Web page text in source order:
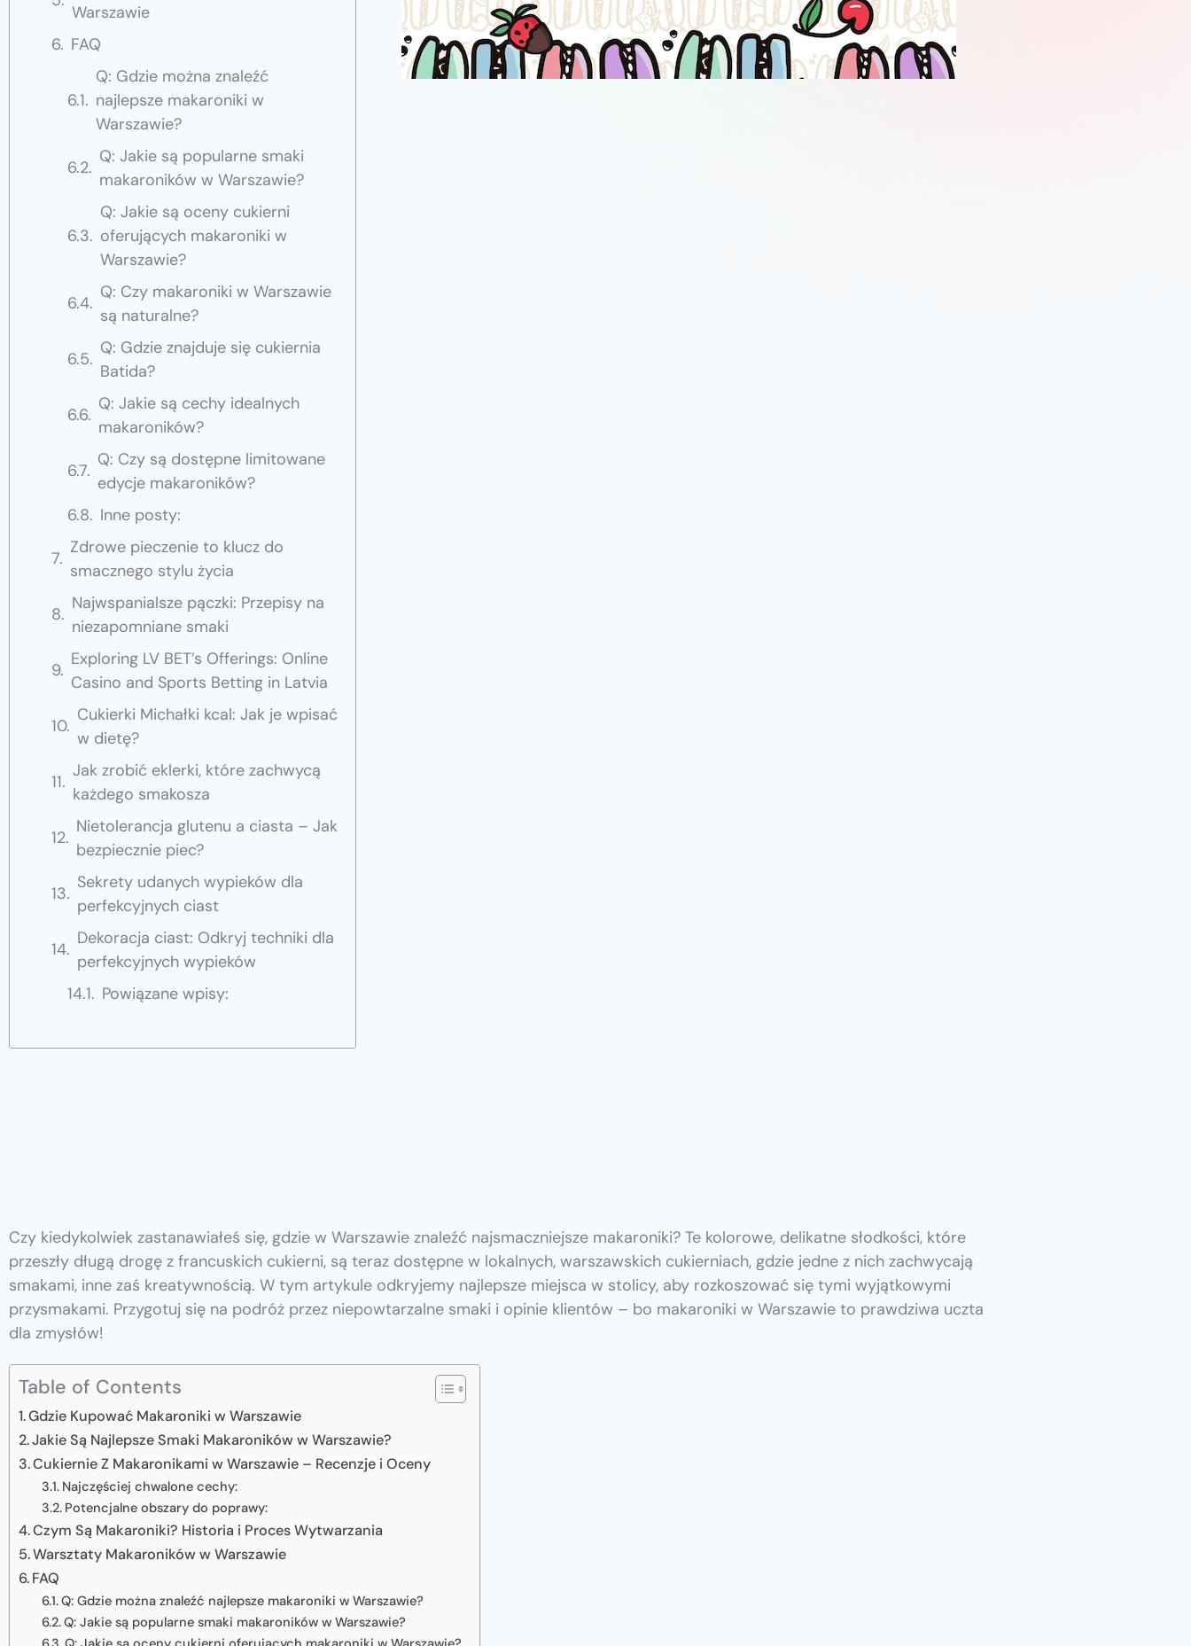
Warszawie
FAQ
Q: Gdzie można znaleźć
najlepsze makaroniki w
Warszawie?
Q: Jakie są popularne smaki
makaroników w Warszawie?
Q: Jakie są oceny cukierni
oferujących makaroniki w
Warszawie?
Q: Czy makaroniki w Warszawie
są naturalne?
Q: Gdzie znajduje się cukiernia
Batida?
Q: Jakie są cechy idealnych
makaroników?
Q: Czy są dostępne limitowane
edycje makaroników?
Inne posty:
Zdrowe pieczenie to klucz do
smacznego stylu życia
Najwspanialsze pączki: Przepisy na
niezapomniane smaki
Exploring LV BET’s Offerings: Online
Casino and Sports Betting in Latvia
Cukierki Michałki kcal: Jak je wpisać
w dietę?
Jak zrobić eklerki, które zachwycą
każdego smakosza
Nietolerancja glutenu a ciasta – Jak
bezpiecznie piec?
Sekrety udanych wypieków dla
perfekcyjnych ciast
Dekoracja ciast: Odkryj techniki dla
perfekcyjnych wypieków
Powiązane wpisy:
Czy kiedykolwiek zastanawiałeś się, gdzie w Warszawie znaleźć najsmaczniejsze makaroniki? Te kolorowe, delikatne słodkości, które
przeszły długą drogę z francuskich cukierni, są teraz dostępne w lokalnych, warszawskich cukierniach, gdzie jedne z nich zachwycają
smakami, inne zaś kreatywnością. W tym artykule odkryjemy najlepsze miejsca w stolicy, aby rozkoszować się tymi wyjątkowymi
przysmakami. Przygotuj się na podróż przez niepowtarzalne smaki i opinie klientów – bo makaroniki w Warszawie to prawdziwa uczta
dla zmysłów!
Table of Contents
Gdzie Kupować Makaroniki w Warszawie
Jakie Są Najlepsze Smaki Makaroników w Warszawie?
Cukiernie Z Makaronikami w Warszawie – Recenzje i Oceny
Najczęściej chwalone cechy:
Potencjalne obszary do poprawy:
Czym Są Makaroniki? Historia i Proces Wytwarzania
Warsztaty Makaroników w Warszawie
FAQ
Q: Gdzie można znaleźć najlepsze makaroniki w Warszawie?
Q: Jakie są popularne smaki makaroników w Warszawie?